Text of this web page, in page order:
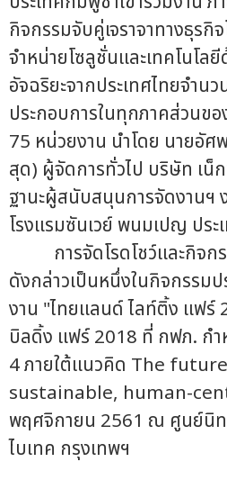
กิจกรรมจับคู่เจราจาทางธุร
จำหน่ายโซลูชั่นและเทคโนโล
อัจฉริยะจากประเทศไทยจำน
ประกอบการในทุกภาคส่วนข
75 หน่วยงาน นำโดย นายอั
สุด) ผู้จัดการทั่วไป บริษัท เน็
ฐานะผู้สนับสนุนการจัดงานฯ
โรงแรมซันเวย์ พนมเปญ ปร
การจัดโรดโชว์และกิจกร
ดังกล่าวเป็นหนึ่งในกิจกรรม
งาน "ไทยแลนด์ ไลท์ติ้ง แฟร์
บิลดิ้ง แฟร์ 2018 ที่ กฟภ. ก
4 ภายใต้แนวคิด The
sustainable, human-
พฤศจิกายน 2561 ณ ศูนย์นิท
ไบเทค กรุงเทพฯ